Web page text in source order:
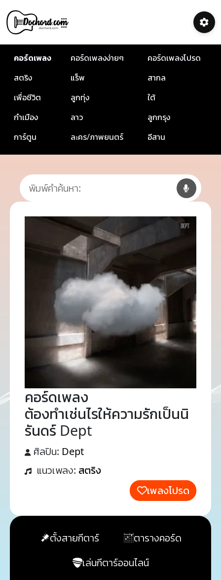
คอร์ดเพลง คอร์ดเพลงง่ายๆ
คอร์ดเพลงโปรด
สตริง
แร็พ
สากล
เพื่อชีวิต
ลูกทุ่ง
ใต้
กำเมือง
ลาว
ลูกกรุง
การ์ตูน
ละคร/ภาพยนตร์ อีสาน
คอร์ดเพลง
ต้องทำเช่นไรให้ความรักเป็นนิ
รันดร์ Dept
ศิลปิน: Dept
แนวเพลง: สตริง
เพลงโปรด
ตั้งสายกีตาร์
ตารางคอร์ด
เล่นกีตาร์ออนไลน์